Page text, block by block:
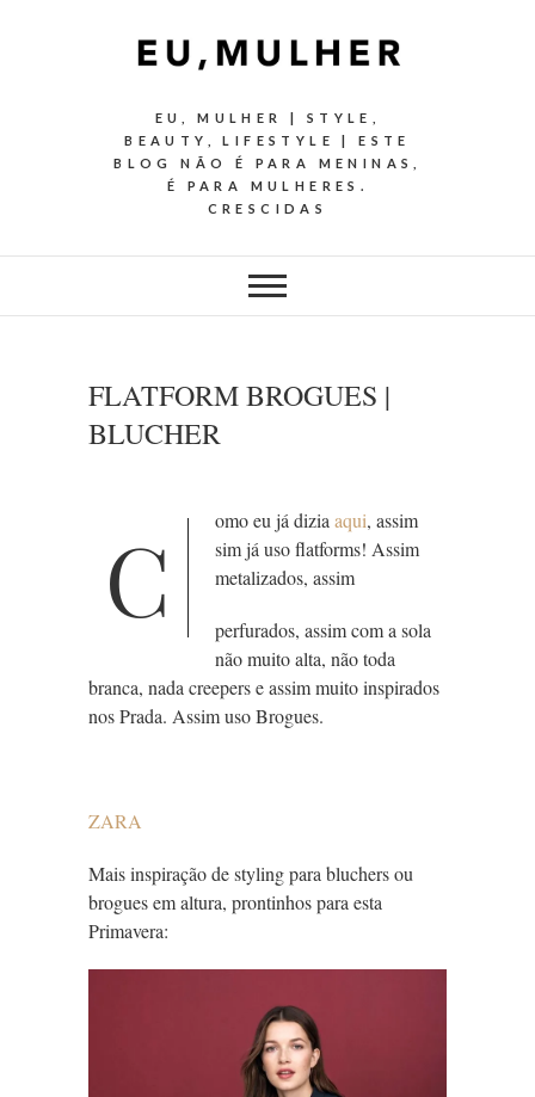
EU, MULHER | STYLE,
BEAUTY, LIFESTYLE | ESTE
BLOG NÃO É PARA MENINAS,
É PARA MULHERES.
CRESCIDAS
FLATFORM BROGUES |
BLUCHER
C omo eu já diziaaqui, assim
sim já uso flatforms! Assim
metalizados, assim
perfurados, assim com a sola
não muito alta, não toda
branca, nada creepers e assim muito inspirados
nos Prada. Assim uso Brogues.
ZARA
Mais inspiração de styling para bluchers ou
brogues em altura, prontinhos para esta
Primavera: